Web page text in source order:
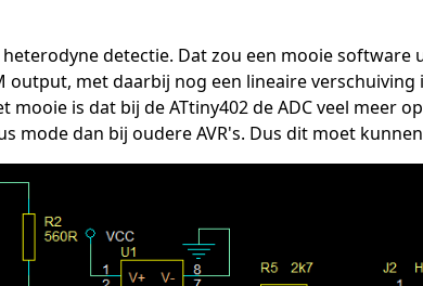
detectie. Dat zou een mooie software
output, met daarbij nog een lineaire
is dat bij de ATtiny402 de ADC veel meer
mode dan bij oudere AVR's. Dus dit moet